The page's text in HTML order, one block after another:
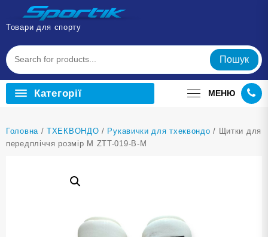
Перейти
вмісту
Товари для спорту
Пошук
Категорії МЕНЮ
Головна /ТХЕКВОНДО / Рукавички для тхеквондо / Щитки для
передпліччя розмір М ZTT-019-B-М